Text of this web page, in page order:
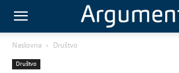
Naslovna Društvo
Društvo